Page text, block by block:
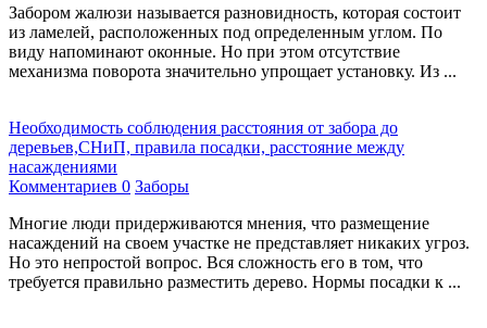
Забором жалюзи называется разновидность, которая состоит
из ламелей, расположенных под определенным углом. По
виду напоминают оконные. Но при этом отсутствие
механизма поворота значительно упрощает установку. Из ...
Необходимость соблюдения расстояния от забора до
деревьев,СНиП, правила посадки, расстояние между
насаждениями
Комментариев 0 Заборы
Многие люди придерживаются мнения, что размещение
насаждений на своем участке не представляет никаких угроз.
Но это непростой вопрос. Вся сложность его в том, что
требуется правильно разместить дерево. Нормы посадки к ...